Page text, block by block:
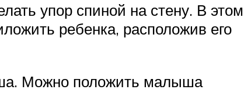
упор спиной на стену. В этом
ребенка, расположив его
Можно положить малыша